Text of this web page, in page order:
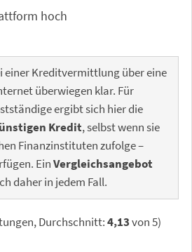
hoch
einer Kreditvermittlung über eine
überwiegen klar. Für
ergibt sich hier die
Kredit, selbst wenn sie
Finanzinstituten zufolge –
EinVergleichsangebot
daher in jedem Fall.
Durchschnitt:4,13von 5)